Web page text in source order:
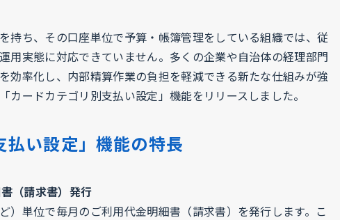
持ち、その口座単位で予算・帳簿管理をしている組織では、従
用実態に対応できていません。多くの企業や自治体の経理部門
効率化し、内部精算作業の負担を軽減できる新たな仕組みが強
カードカテゴリ別支払い設定」機能をリリースしました。
払い設定」機能の特長
（請求書）発行
）単位で毎月のご利用代金明細書（請求書）を発行します。こ